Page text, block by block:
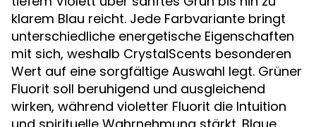
klarem Blau reicht. Jede Farbvariante bringt
unterschiedliche energetische Eigenschaften
mit sich, weshalb CrystalScents besonderen
Wert auf eine sorgfältige Auswahl legt. Grüner
Fluorit soll beruhigend und ausgleichend
wirken, während violetter Fluorit die Intuition